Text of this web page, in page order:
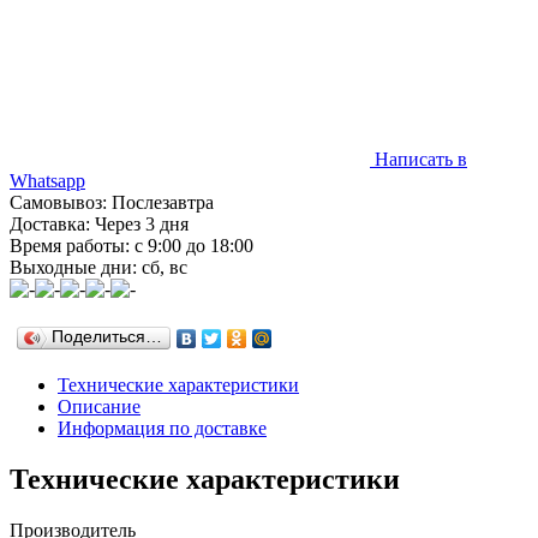
Написать в
Whatsapp
Самовывоз: Послезавтра
Доставка: Через 3 дня
Время работы: с 9:00 до 18:00
Выходные дни: сб, вс
Поделиться…
Технические характеристики
Описание
Информация по доставке
Технические характеристики
Производитель